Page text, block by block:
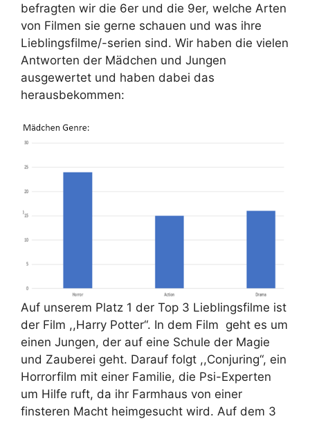
befragten wir die 6er und die 9er, welche Arten
von Filmen sie gerne schauen und was ihre
Lieblingsfilme/-serien sind. Wir haben die vielen
Antworten der Mädchen und Jungen
ausgewertet und haben dabei das
herausbekommen:
Auf unserem Platz 1 der Top 3 Lieblingsfilme ist
der Film ,,Harry Potter“. In dem Film geht es um
einen Jungen, der auf eine Schule der Magie
und Zauberei geht. Darauf folgt ,,Conjuring“, ein
Horrorfilm mit einer Familie, die Psi-Experten
um Hilfe ruft, da ihr Farmhaus von einer
finsteren Macht heimgesucht wird. Auf dem 3